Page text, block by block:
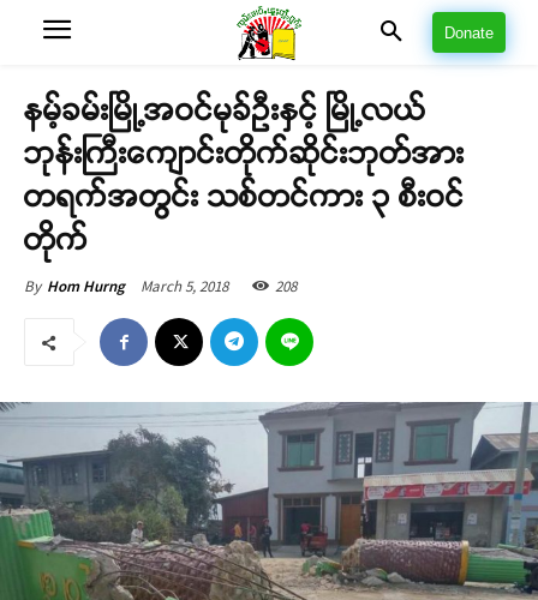
Donate
နမ့်ခမ်းမြို့အဝင်မုခ်ဦးနှင့် မြို့လယ်
ဘုန်းကြီးကျောင်းတိုက်ဆိုင်းဘုတ်အား
တရက်အတွင်း သစ်တင်ကား ၃ စီးဝင်
တိုက်
By Hom Hurng March 5, 2018 208